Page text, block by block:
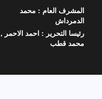
المحتوى
المشرف العام : محمد
الدمرداش
رئيسا التحرير : احمد الاحمر ,
محمد قطب